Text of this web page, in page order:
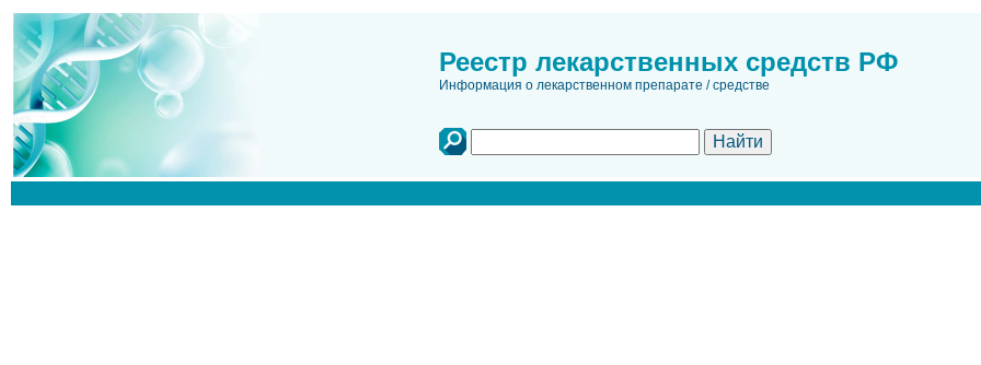
Реестр лекарственных средств РФ
Информация о лекарственном препарате / средстве